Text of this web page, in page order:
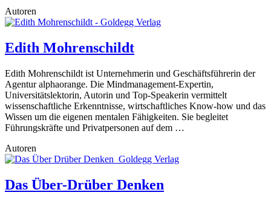
Autoren
Edith Mohrenschildt
Edith Mohrenschildt ist Unternehmerin und Geschäftsführerin der
Agentur alphaorange. Die Mindmanagement-Expertin,
Universitätslektorin, Autorin und Top-Speakerin vermittelt
wissenschaftliche Erkenntnisse, wirtschaftliches Know-how und das
Wissen um die eigenen mentalen Fähigkeiten. Sie begleitet
Führungskräfte und Privatpersonen auf dem …
Autoren
Das Über-Drüber Denken